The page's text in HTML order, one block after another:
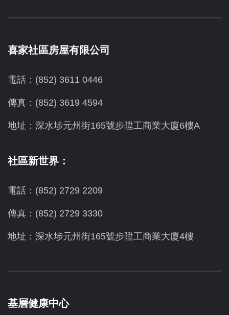
喜家社區房屋有限公司
電話：(852) 3611 0446
傳真：(852) 3619 4594
地址： 深水埗元州街165號步陞工商業大廈6樓A
社區新世界：
電話：(852) 2729 2209
傳真：(852) 2729 3330
地址：深水埗元州街165號步陞工商業大廈4樓
基層健康中心